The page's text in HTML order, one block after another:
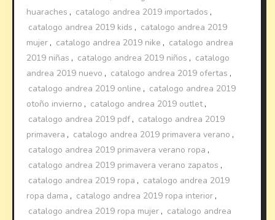
huaraches , catalogo andrea 2019 importados ,
catalogo andrea 2019 kids , catalogo andrea 2019
mujer , catalogo andrea 2019 nike , catalogo andrea
2019 niñas , catalogo andrea 2019 niños , catalogo
andrea 2019 nuevo , catalogo andrea 2019 ofertas ,
catalogo andrea 2019 online , catalogo andrea 2019
otoño invierno , catalogo andrea 2019 outlet,
catalogo andrea 2019 pdf , catalogo andrea 2019
primavera , catalogo andrea 2019 primavera verano ,
catalogo andrea 2019 primavera verano ropa ,
catalogo andrea 2019 primavera verano zapatos ,
catalogo andrea 2019 ropa , catalogo andrea 2019
ropa dama , catalogo andrea 2019 ropa interior ,
catalogo andrea 2019 ropa mujer , catalogo andrea